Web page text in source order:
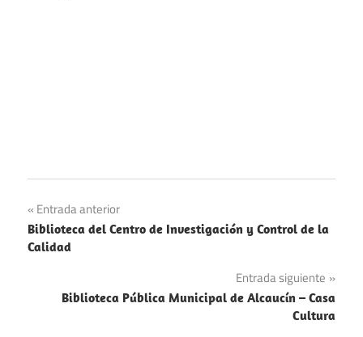
Navegación
de
Entrada anterior
Biblioteca del Centro de Investigación y Control de la
Calidad
Entrada siguiente
Biblioteca Pública Municipal de Alcaucín – Casa
Cultura